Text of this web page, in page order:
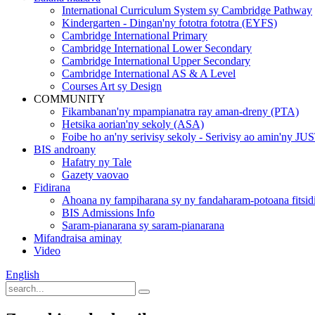
International Curriculum System sy Cambridge Pathway
Kindergarten - Dingan'ny fototra fototra (EYFS)
Cambridge International Primary
Cambridge International Lower Secondary
Cambridge International Upper Secondary
Cambridge International AS & A Level
Courses Art sy Design
COMMUNITY
Fikambanan'ny mpampianatra ray aman-dreny (PTA)
Hetsika aorian'ny sekoly (ASA)
Foibe ho an'ny serivisy sekoly - Serivisy ao amin'ny
BIS androany
Hafatry ny Tale
Gazety vaovao
Fidirana
Ahoana ny fampiharana sy ny fandaharam-potoana
BIS Admissions Info
Saram-pianarana sy saram-pianarana
Mifandraisa aminay
Video
English